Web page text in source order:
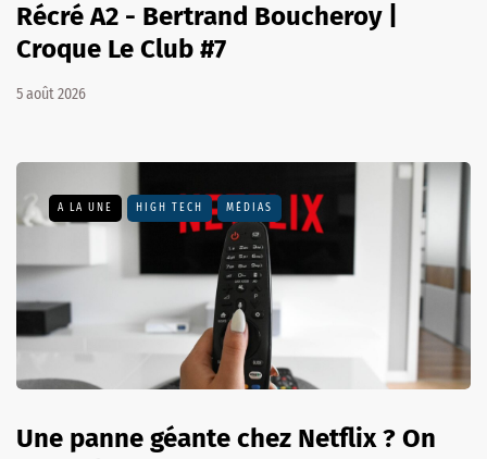
Récré A2 - Bertrand Boucheroy |
Croque Le Club #7
5 août 2026
A LA UNE HIGH TECH MÉDIAS
Une panne géante chez Netflix ? On